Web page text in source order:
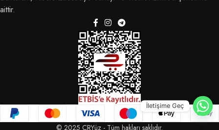
aittir.
© 2025 CRYüz - Tüm hakları saklıdır.
İletişime Geç